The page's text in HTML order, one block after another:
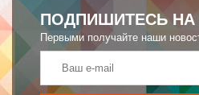
ПОДПИШИТЕСЬ НА
Первыми получайте наши